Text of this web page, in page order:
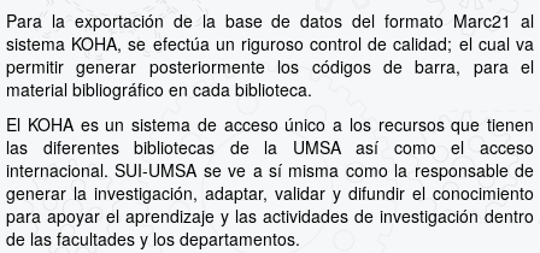
Para la exportación de la base de datos del formato Marc21 al
sistema KOHA, se efectúa un riguroso control de calidad; el cual va
permitir generar posteriormente los códigos de barra, para el
material bibliográfico en cada biblioteca.
El KOHA es un sistema de acceso único a los recursos que tienen
las diferentes bibliotecas de la UMSA así como el acceso
internacional. SUI-UMSA se ve a sí misma como la responsable de
generar la investigación, adaptar, validar y difundir el conocimiento
para apoyar el aprendizaje y las actividades de investigación dentro
de las facultades y los departamentos.